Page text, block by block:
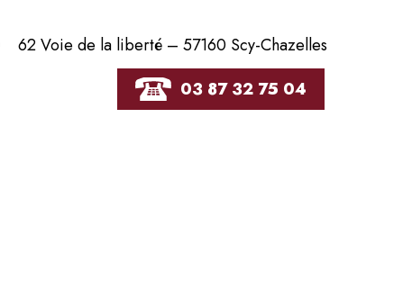
62 Voie de la liberté – 57160 Scy-Chazelles
03 87 32 75 04